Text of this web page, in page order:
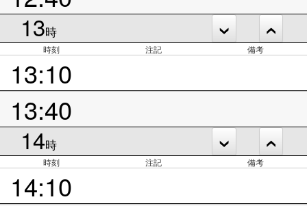
13時
時刻 注記 備考
13:10
13:40
14時
時刻 注記 備考
14:10